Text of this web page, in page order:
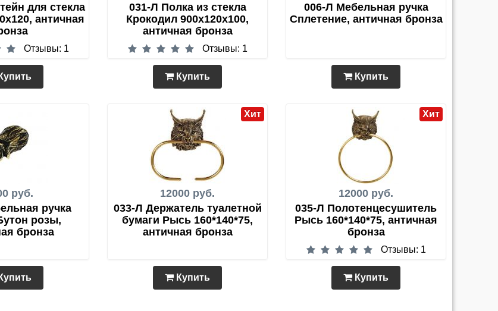
для стекла
античная
Отзывы: 1
031-Л Полка из стекла
Крокодил 900х120х100,
античная бронза
Отзывы: 1
Купить
006-Л Мебельная ручка
Сплетение, античная бронза
Купить
руб.
ручка
розы,
бронза
12000 руб.
Хит
033-Л Держатель туалетной
бумаги Рысь 160*140*75,
античная бронза
Купить
12000 руб.
Хит
035-Л Полотенцесушитель
Рысь 160*140*75, античная
бронза
Отзывы: 1
Купить